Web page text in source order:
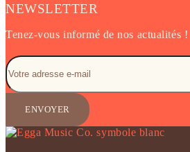
NEWSLETTER
Tenez-vous informé de nos actualités !